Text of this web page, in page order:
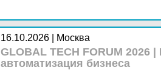
16.10.2026 | Москва
GLOBAL TECH FORUM
автоматизация бизнеса